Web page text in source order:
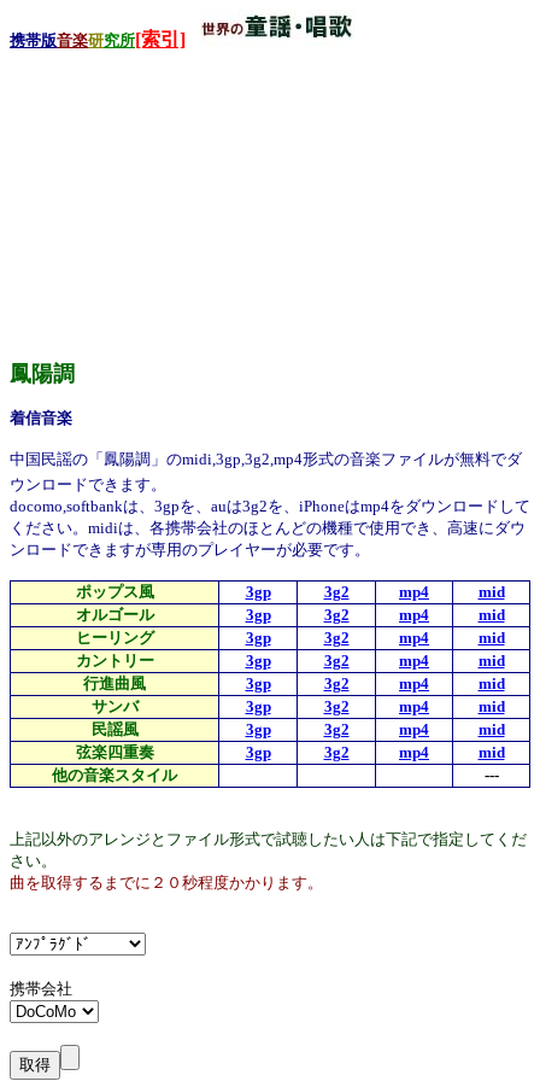
携帯版音楽研究所[索引]
鳳陽調
着信音楽
中国民謡の「鳳陽調」のmidi,3gp,3g2,mp4形式の音楽ファイルが無料でダ
ウンロードできます。
docomo,softbankは、3gpを、auは3g2を、iPhoneはmp4をダウンロードして
ください。midiは、各携帯会社のほとんどの機種で使用でき、高速にダウ
ンロードできますが専用のプレイヤーが必要です。
ポップス風 3gp 3g2 mp4
mid
オルゴール
3gp 3g2 mp4
mid
ヒーリング
3gp 3g2 mp4
mid
カントリー
3gp 3g2 mp4
mid
行進曲風
3gp 3g2 mp4
mid
サンバ
3gp 3g2 mp4
mid
民謡風
3gp 3g2 mp4
mid
弦楽四重奏
3gp 3g2 mp4
mid
他の音楽スタイル
---
上記以外のアレンジとファイル形式で試聴したい人は下記で指定してくだ
さい。
曲を取得するまでに２０秒程度かかります。
携帯会社